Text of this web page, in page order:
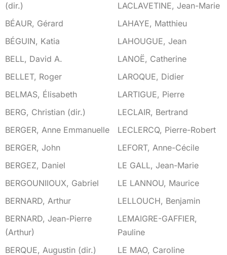
(dir.)
BÉAUR, Gérard
BÉGUIN, Katia
BELL, David A.
BELLET, Roger
BELMAS, Élisabeth
BERG, Christian (dir.)
BERGER, Anne Emmanuelle
BERGER, John
BERGEZ, Daniel
BERGOUNIIOUX, Gabriel
BERNARD, Arthur
BERNARD, Jean-Pierre
(Arthur)
BERQUE, Augustin (dir.)
LACLAVETINE, Jean-Marie
LAHAYE, Matthieu
LAHOUGUE, Jean
LANOË, Catherine
LAROQUE, Didier
LARTIGUE, Pierre
LECLAIR, Bertrand
LECLERCQ, Pierre-Robert
LEFORT, Anne-Cécile
LE GALL, Jean-Marie
LE LANNOU, Maurice
LELLOUCH, Benjamin
LEMAIGRE-GAFFIER,
Pauline
LE MAO, Caroline